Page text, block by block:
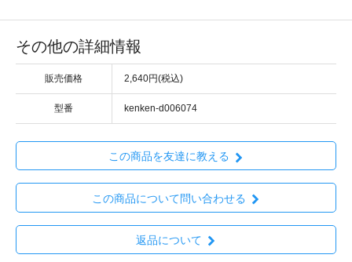
その他の詳細情報
販売価格 2,640円(税込)
型番 kenken-d006074
この商品を友達に教える
この商品について問い合わせる
返品について